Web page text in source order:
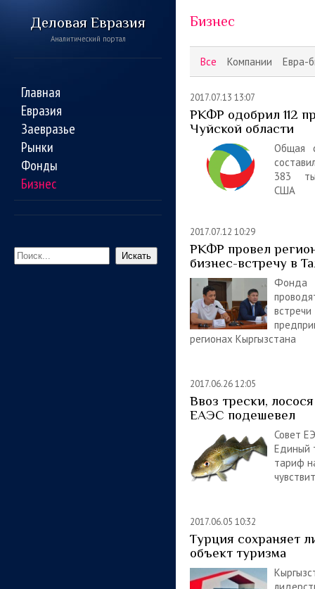
Деловая Евразия
Аналитический портал
Главная
Евразия
Заевразье
Рынки
Фонды
Бизнес
Искать
Все Компании Евра-
Бизнес
2017.07.13 13:07
РКФР одобрил 112
Чуйской области
Общая
383
США
2017.07.12 10:29
РКФР провел
бизнес-встречу в
регионах Кыргызстана
2017.06.26 12:05
Ввоз трески,
ЕАЭС подешевел
Совет
Единый
тариф
2017.06.05 10:32
Турция сохраняет
объект туризма